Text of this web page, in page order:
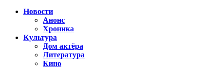
Новости
Анонс
Хроника
Культура
Дом актёра
Литература
Кино